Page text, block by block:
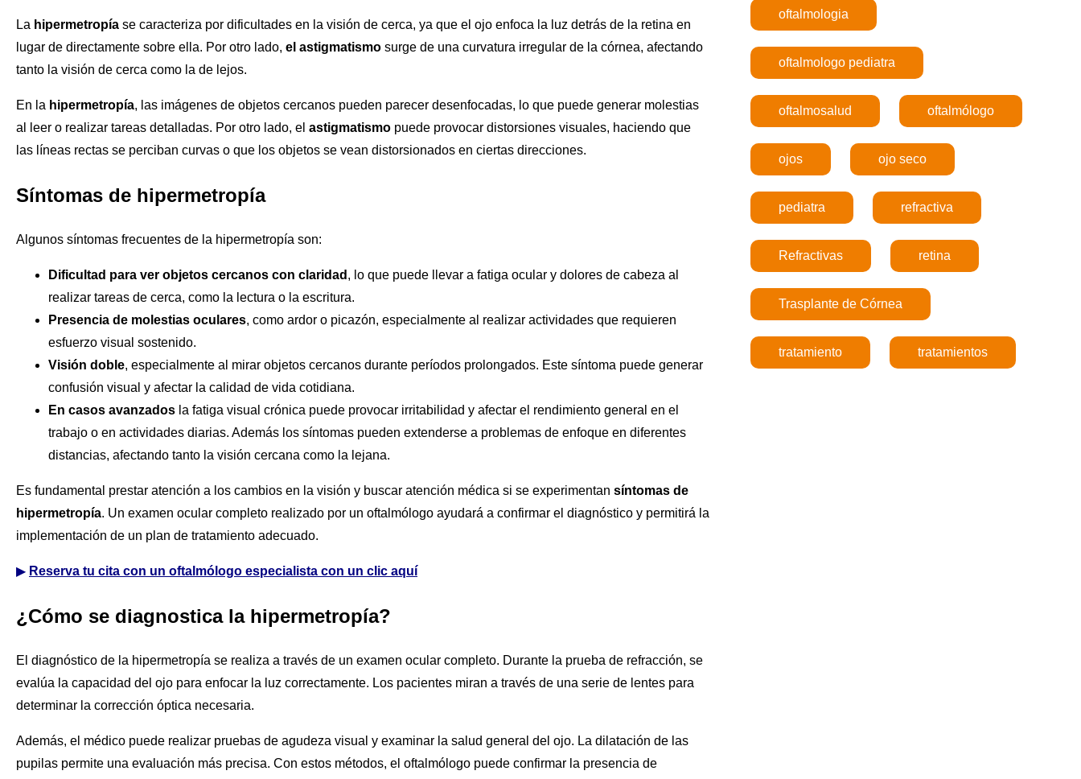
La hipermetropía se caracteriza por dificultades en la visión de cerca, ya que el ojo enfoca la luz detrás de la retina en
lugar de directamente sobre ella. Por otro lado, el astigmatismo surge de una curvatura irregular de la córnea, afectando
tanto la visión de cerca como la de lejos.
En la hipermetropía, las imágenes de objetos cercanos pueden parecer desenfocadas, lo que puede generar molestias
al leer o realizar tareas detalladas. Por otro lado, el astigmatismo puede provocar distorsiones visuales, haciendo que
las líneas rectas se perciban curvas o que los objetos se vean distorsionados en ciertas direcciones.
Síntomas de hipermetropía
Algunos síntomas frecuentes de la hipermetropía son:
Dificultad para ver objetos cercanos con claridad , lo que puede llevar a fatiga ocular y dolores de cabeza al
realizar tareas de cerca, como la lectura o la escritura.
Presencia de molestias oculares, como ardor o picazón, especialmente al realizar actividades que requieren
esfuerzo visual sostenido.
Visión doble, especialmente al mirar objetos cercanos durante períodos prolongados. Este síntoma puede generar
confusión visual y afectar la calidad de vida cotidiana.
En casos avanzados la fatiga visual crónica puede provocar irritabilidad y afectar el rendimiento general en el
trabajo o en actividades diarias. Además los síntomas pueden extenderse a problemas de enfoque en diferentes
distancias, afectando tanto la visión cercana como la lejana.
Es fundamental prestar atención a los cambios en la visión y buscar atención médica si se experimentan síntomas de
hipermetropía. Un examen ocular completo realizado por un oftalmólogo ayudará a confirmar el diagnóstico y permitirá la
implementación de un plan de tratamiento adecuado.
▶ Reserva tu cita con un oftalmólogo especialista con un clic aquí
¿Cómo se diagnostica la hipermetropía?
El diagnóstico de la hipermetropía se realiza a través de un examen ocular completo. Durante la prueba de refracción, se
evalúa la capacidad del ojo para enfocar la luz correctamente. Los pacientes miran a través de una serie de lentes para
determinar la corrección óptica necesaria.
Además, el médico puede realizar pruebas de agudeza visual y examinar la salud general del ojo. La dilatación de las
pupilas permite una evaluación más precisa. Con estos métodos, el oftalmólogo puede confirmar la presencia de
oftalmologia
oftalmologo pediatra
oftalmosalud oftalmólogo
ojos ojo seco
pediatra refractiva
Refractivas retina
Trasplante de Córnea
tratamiento tratamientos